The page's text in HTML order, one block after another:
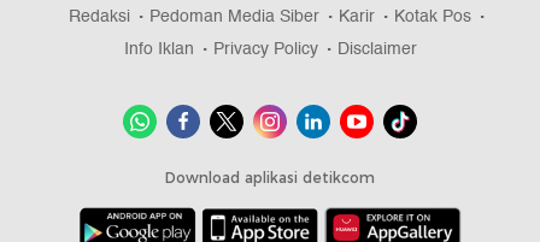
Redaksi Pedoman Media Siber Karir
Kotak Pos
Info Iklan
Privacy Policy Disclaimer
Download aplikasi detikcom